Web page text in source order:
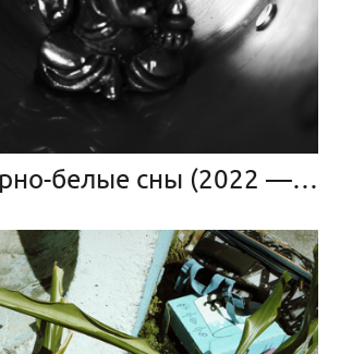
Bardo / Чёрно-белые сны (2022 — в прогрессе)